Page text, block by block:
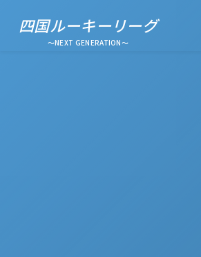
四国ルーキーリーグ
～NEXT GENERATION～